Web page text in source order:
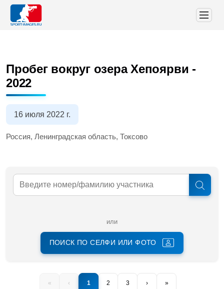
Пробег вокруг озера Хепоярви -
2022
16 июля 2022 г.
Россия, Ленинградская область, Токсово
или
ПОИСК ПО СЕЛФИ ИЛИ ФОТО
« ‹ 1 2 3 › »